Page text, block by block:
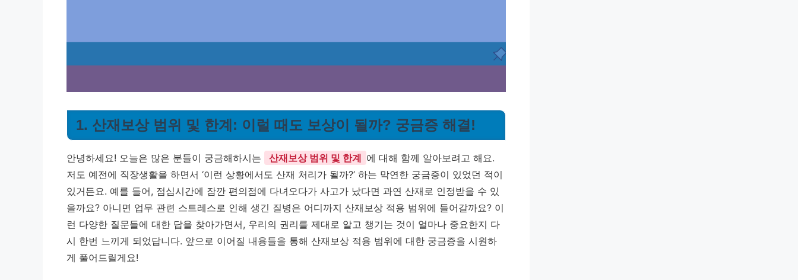
1. 산재보상 범위 및 한계: 이럴 때도 보상이 될까? 궁금증 해결!
안녕하세요! 오늘은 많은 분들이 궁금해하시는 산재보상 범위 및 한계 에 대해 함께 알아보려고 해요.
저도 예전에 직장생활을 하면서 ‘이런 상황에서도 산재 처리가 될까?’ 하는 막연한 궁금증이 있었던 적이
있거든요. 예를 들어, 점심시간에 잠깐 편의점에 다녀오다가 사고가 났다면 과연 산재로 인정받을 수 있
을까요? 아니면 업무 관련 스트레스로 인해 생긴 질병은 어디까지 산재보상 적용 범위에 들어갈까요? 이
런 다양한 질문들에 대한 답을 찾아가면서, 우리의 권리를 제대로 알고 챙기는 것이 얼마나 중요한지 다
시 한번 느끼게 되었답니다. 앞으로 이어질 내용들을 통해 산재보상 적용 범위에 대한 궁금증을 시원하
게 풀어드릴게요!